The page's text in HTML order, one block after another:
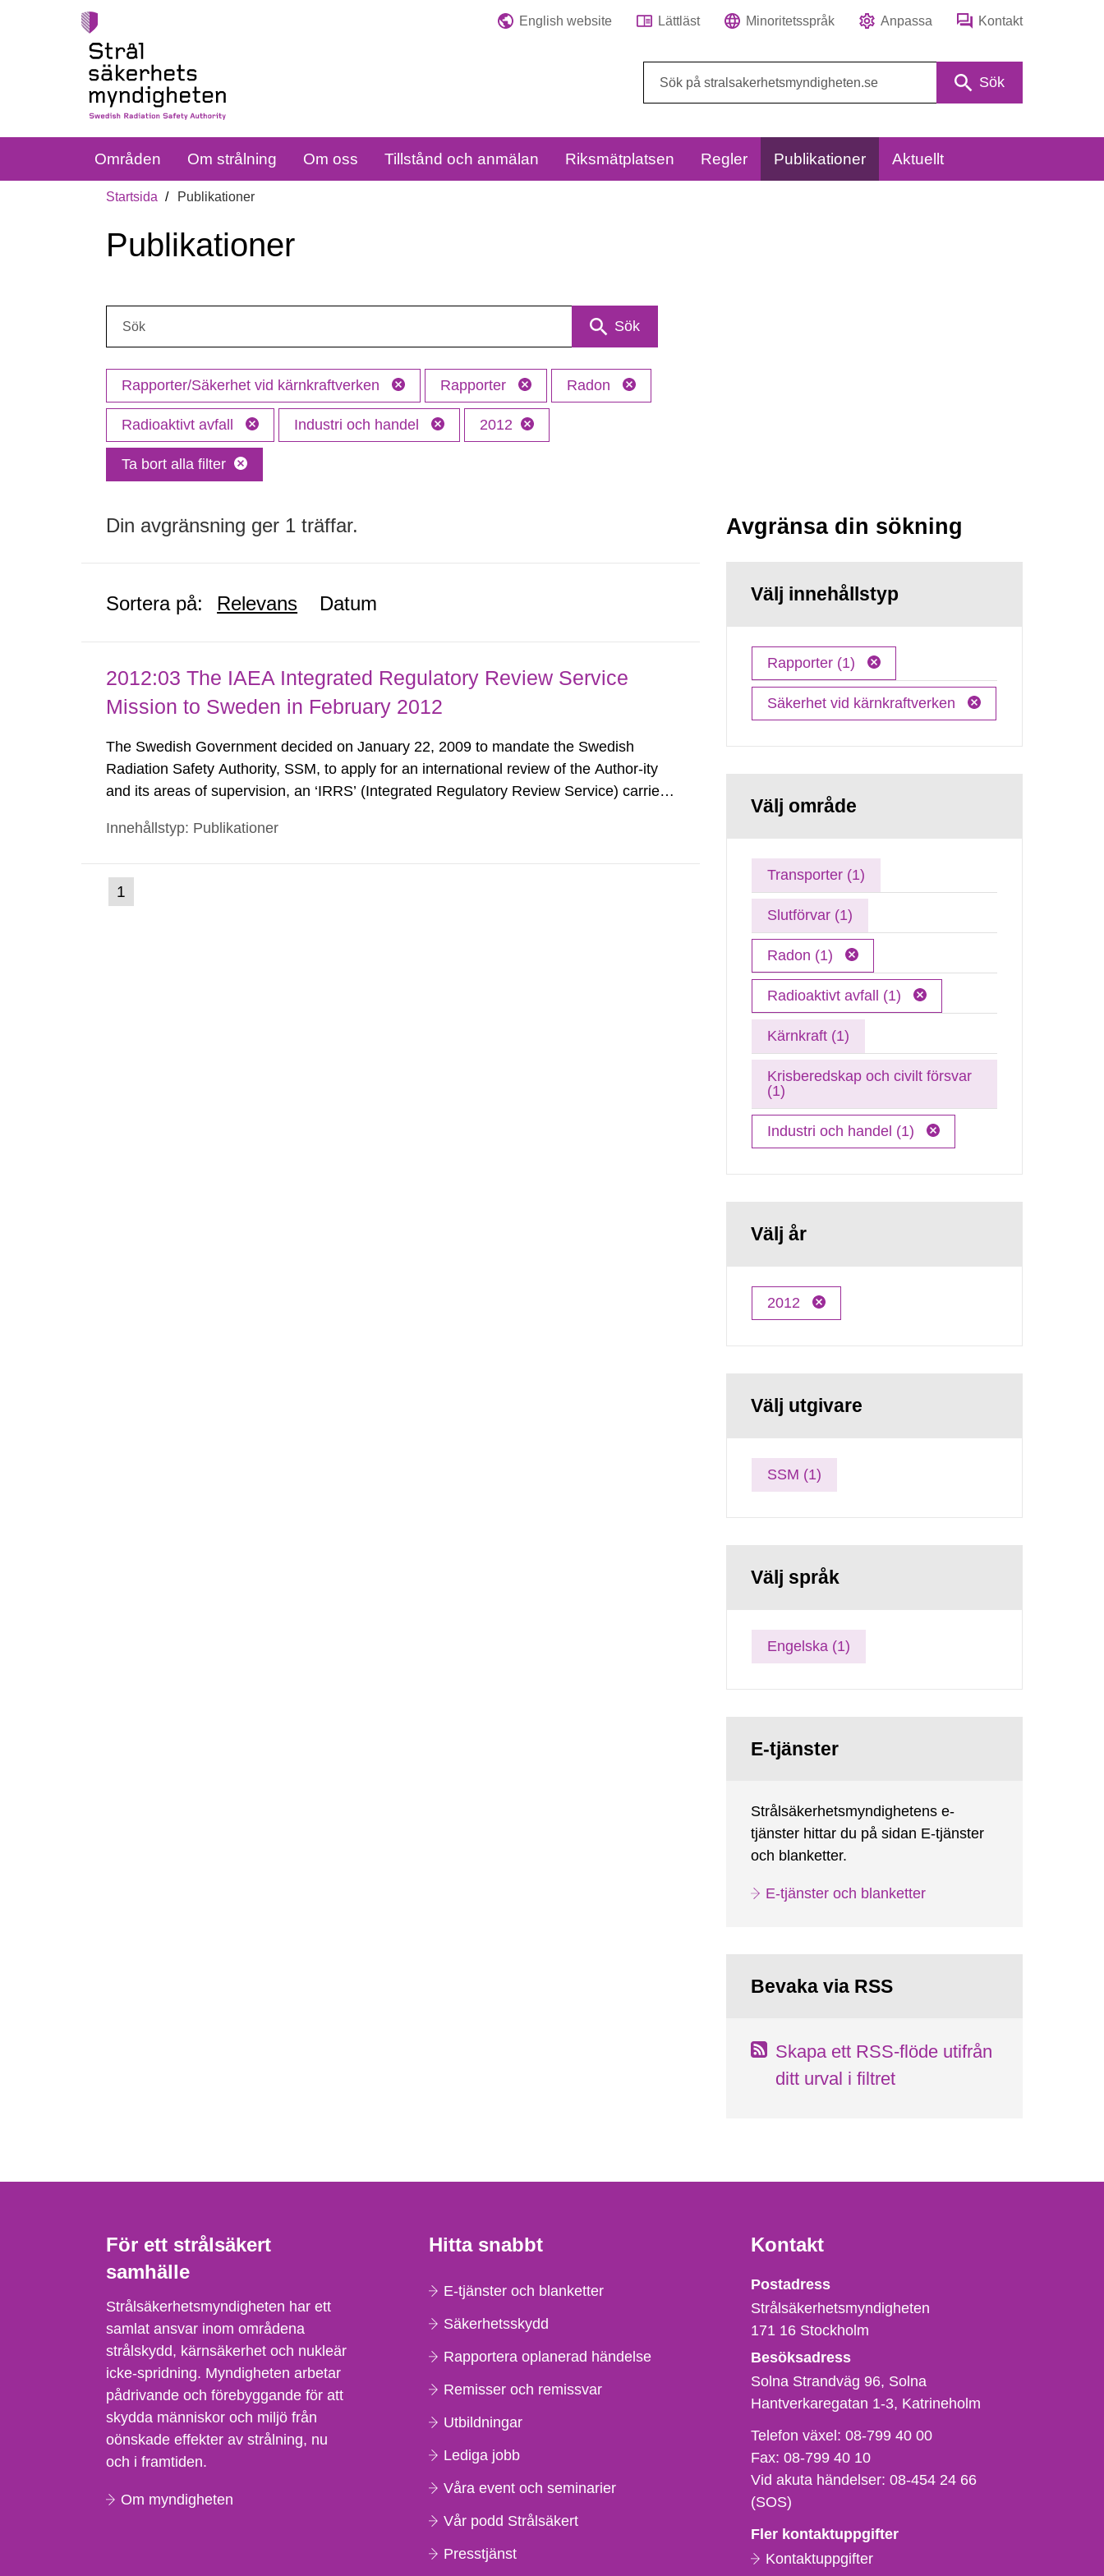
English website Lättläst Minoritetsspråk Anpassa Kontakt
Sök
Områden Om strålning Om oss Tillstånd och anmälan Riksmätplatsen Regler Publikationer Aktuellt
Startsida Publikationer
Publikationer
Sök
Rapporter/Säkerhet vid kärnkraftverken Rapporter Radon
Radioaktivt avfall Industri och handel 2012
Ta bort alla filter
Din avgränsning ger 1 träffar.
Sortera på: Relevans Datum
2012:03 The IAEA Integrated Regulatory Review Service
Mission to Sweden in February 2012
The Swedish Government decided on January 22, 2009 to mandate the Swedish
Radiation Safety Authority, SSM, to apply for an international review of the Author-ity
and its areas of supervision, an ‘IRRS’ (Integrated Regulatory Review Service) carried
made a formal request to the IAEA for an IRRS in Sweden. The time...
Innehållstyp: Publikationer
Gå
till
1
Avgränsa din sökning
Välj innehållstyp
Rapporter (1)
Säkerhet vid kärnkraftverken
Välj område
Transporter (1)
Slutförvar (1)
Radon (1)
Radioaktivt avfall (1)
Kärnkraft (1)
Krisberedskap och civilt försvar
(1)
Industri och handel (1)
Välj år
2012
Välj utgivare
SSM (1)
Välj språk
Engelska (1)
E-tjänster
Strålsäkerhetsmyndighetens e-
tjänster hittar du på sidan E-tjänster
och blanketter.
E-tjänster och blanketter
Bevaka via RSS
Skapa ett RSS-flöde utifrån
ditt urval i filtret
För ett strålsäkert
samhälle
Strålsäkerhetsmyndigheten har ett
samlat ansvar inom områdena
strålskydd, kärnsäkerhet och nukleär
icke-spridning. Myndigheten arbetar
pådrivande och förebyggande för att
skydda människor och miljö från
oönskade effekter av strålning, nu
och i framtiden.
Om myndigheten
Hitta snabbt
E-tjänster och blanketter
Säkerhetsskydd
Rapportera oplanerad händelse
Remisser och remissvar
Utbildningar
Lediga jobb
Våra event och seminarier
Vår podd Strålsäkert
Presstjänst
Kontakt
Strålsäkerhetsmyndigheten
Postadress
Strålsäkerhetsmyndigheten
171 16 Stockholm
Besöksadress
Solna Strandväg 96, Solna
Hantverkaregatan 1-3 Katrineholm
Telefon,
fax
och
e-
Telefon växel:08-799 40 00
Fax:08-799 40 10
Vid akuta händelser:08-454 24 66
(SOS)
Fler kontaktuppgifter
Kontaktuppgifter